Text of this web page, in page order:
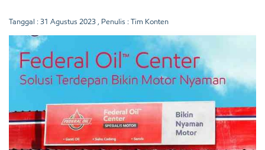
Tanggal : 31 Agustus 2023 , Penulis : Tim Konten